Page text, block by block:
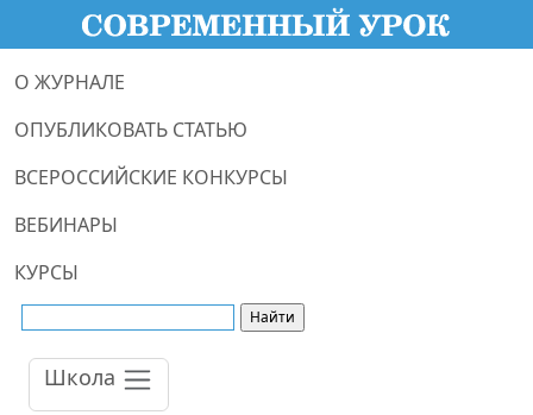
О ЖУРНАЛЕ
ОПУБЛИКОВАТЬ СТАТЬЮ
ВСЕРОССИЙСКИЕ КОНКУРСЫ
ВЕБИНАРЫ
КУРСЫ
Школа